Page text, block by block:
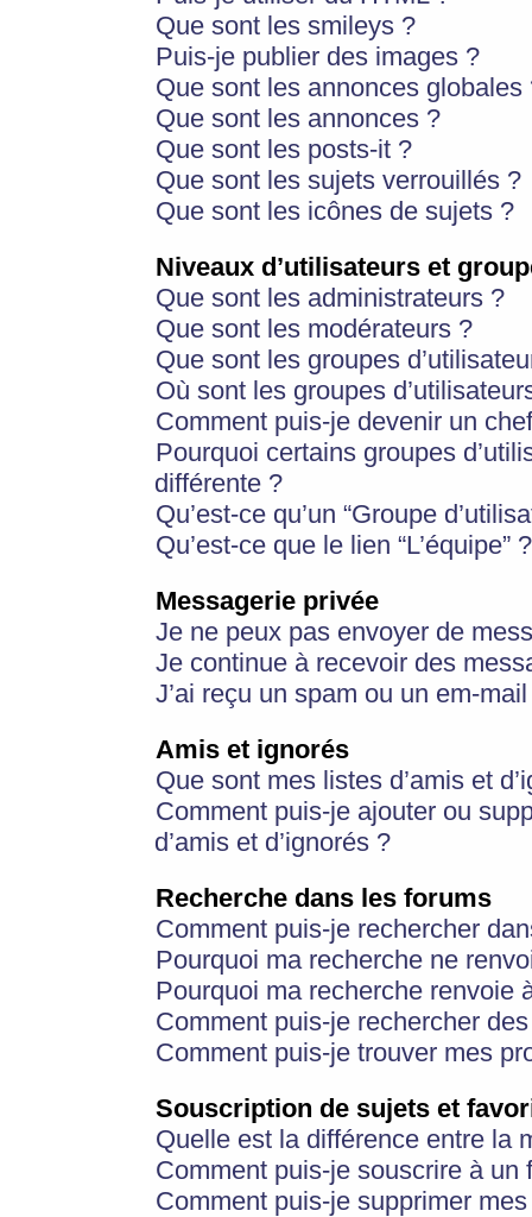
Que sont les smileys ?
Puis-je publier des images ?
Que sont les annonces globales
Que sont les annonces ?
Que sont les posts-it ?
Que sont les sujets verrouillés ?
Que sont les icônes de sujets ?
Niveaux d’utilisateurs et
Que sont les administrateurs ?
Que sont les modérateurs ?
Que sont les groupes
Où sont les groupes
Comment puis-je devenir un
Pourquoi certains groupes
différente ?
Qu’est-ce qu’un “Groupe
Qu’est-ce que le lien “L’équipe” ?
Messagerie privée
Je ne peux pas envoyer de
Je continue à recevoir des
J’ai reçu un spam ou un em-
Amis et ignorés
Que sont mes listes d’amis et
Comment puis-je ajouter ou
d’amis et d’ignorés ?
Recherche dans les forums
Comment puis-je rechercher
Pourquoi ma recherche ne
Pourquoi ma recherche renvoie
Comment puis-je rechercher
Comment puis-je trouver mes
Souscription de sujets et
Quelle est la différence entre la
Comment puis-je souscrire à
Comment puis-je supprimer